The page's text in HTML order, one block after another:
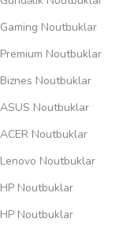
Gaming Noutbuklar
Premium Noutbuklar
Biznes Noutbuklar
ASUS Noutbuklar
ACER Noutbuklar
Lenovo Noutbuklar
HP Noutbuklar
HP Noutbuklar